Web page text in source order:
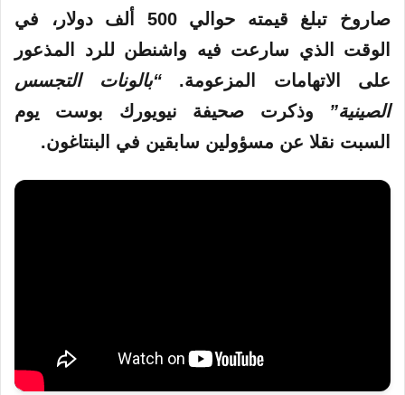
صاروخ تبلغ قيمته حوالي 500 ألف دولار، في
الوقت
الذي سارعت فيه واشنطن للرد المذعور
على الاتهامات المزعومة.“بالونات التجسس
الصينية” وذكرت صحيفة نيويورك بوست يوم
السبت نقلا عن مسؤولين سابقين في البنتاغون.